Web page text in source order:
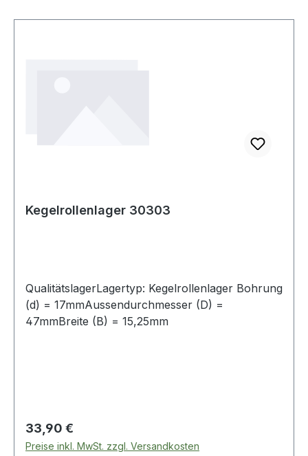
Kegelrollenlager 30303
QualitätslagerLagertyp: Kegelrollenlager Bohrung
(d) = 17mmAussendurchmesser (D) =
47mmBreite (B) = 15,25mm
Regulärer Preis:
33,90 €
Preise inkl. MwSt. zzgl. Versandkosten